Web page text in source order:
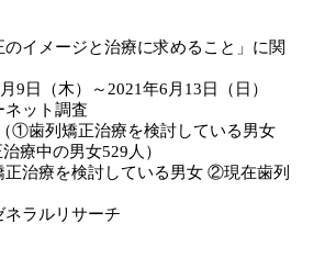
イメージと治療に求めること」に関
9日（木）～2021年6月13日（日）
ネット調査
①歯列矯正治療を検討している男女
療中の男女529人）
正治療を検討している男女 ②現在歯列
ネラルリサーチ